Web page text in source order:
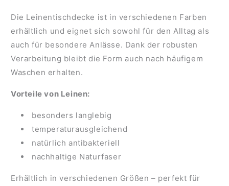
Die Leinentischdecke ist in verschiedenen Farben
erhältlich und eignet sich sowohl für den Alltag als
auch für besondere Anlässe. Dank der robusten
Verarbeitung bleibt die Form auch nach häufigem
Waschen erhalten.
Vorteile von Leinen:
besonders langlebig
temperaturausgleichend
natürlich antibakteriell
nachhaltige Naturfaser
Erhältlich in verschiedenen Größen – perfekt für